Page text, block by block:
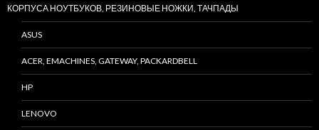
КОРПУСА НОУТБУКОВ, РЕЗИНОВЫЕ НОЖКИ, ТАЧПАДЫ
ASUS
ACER, EMACHINES, GATEWAY, PACKARDBELL
HP
LENOVO